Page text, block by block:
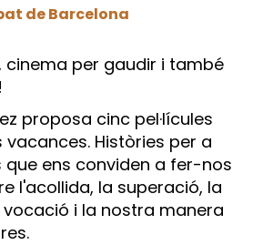
de Barcelona
cinema per gaudir i també
proposa cinc pel·lícules
Històries per a
que ens conviden a fer-nos
l'acollida, la superació, la
i la nostra manera